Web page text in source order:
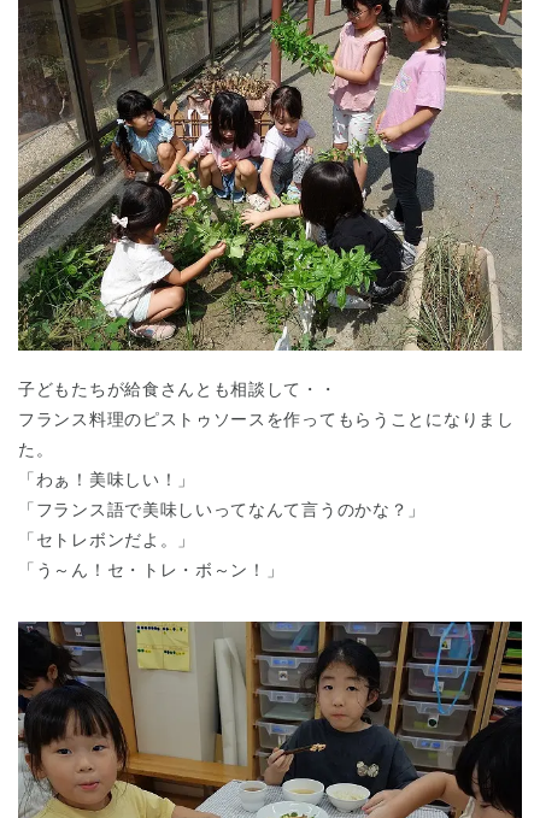
子どもたちが給食さんとも相談して・・
フランス料理のピストゥソースを作ってもらうことになりまし
た。
「わぁ！美味しい！」
「フランス語で美味しいってなんて言うのかな？」
「セトレボンだよ。」
「う～ん！セ・トレ・ボ～ン！」